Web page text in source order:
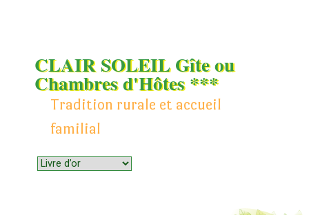
CLAIR SOLEIL Gîte ou
Chambres d'Hôtes ***
Tradition rurale et accueil
familial
Menu
Skip to content